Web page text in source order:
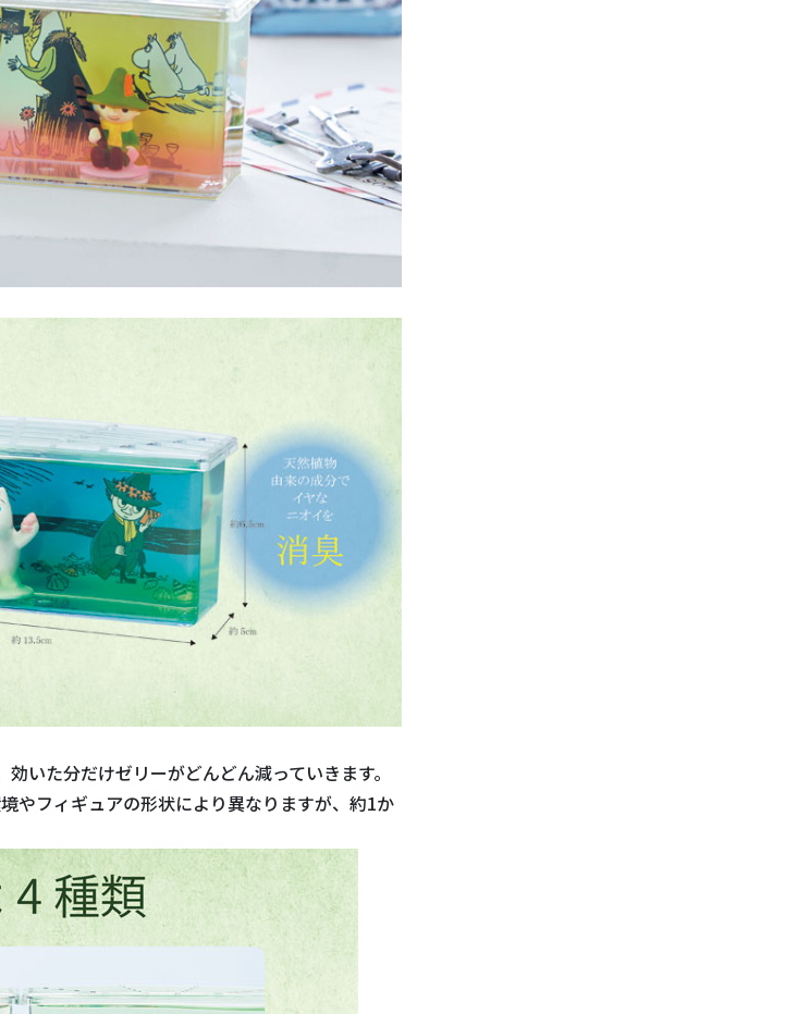
いた分だけゼリーがどんどん減っていきます。
やフィギュアの形状により異なりますが、約1か